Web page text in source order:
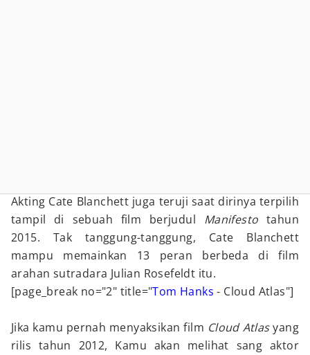
Akting Cate Blanchett juga teruji saat dirinya terpilih
tampil di sebuah film berjudul Manifesto tahun
2015. Tak tanggung-tanggung, Cate Blanchett
mampu memainkan 13 peran berbeda di film
arahan sutradara Julian Rosefeldt itu.
[page_break no="2" title="Tom Hanks - Cloud Atlas"]
Jika kamu pernah menyaksikan film Cloud Atlasyang
rilis tahun 2012, Kamu akan melihat sang aktor